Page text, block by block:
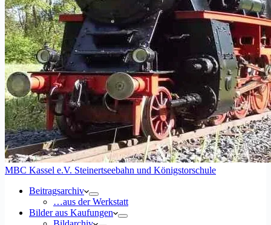
MBC Kassel e.V. Steinertseebahn und Königstorschule
Beitragsarchiv
…aus der Werkstatt
Bilder aus Kaufungen